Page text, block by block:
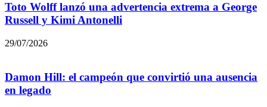
Toto Wolff lanzó una advertencia extrema a George
Russell y Kimi Antonelli
29/07/2026
Damon Hill: el campeón que convirtió una ausencia
en legado